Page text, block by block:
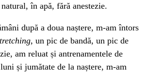
în apă, fără anestezie.
după a doua naștere, m-am întors
un pic de bandă, un pic de
am reluat și antrenamentele de
și jumătate de la naștere, m-am